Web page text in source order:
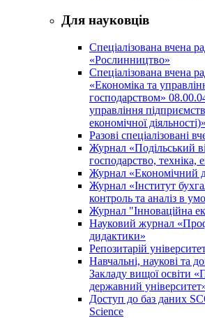
Для науковців
Спеціалізована вчена
«Рослинництво»
Спеціалізована вчена
«Економіка та
господарством»
управління
економічної діяльності)»
Разові спеціалізовані
Журнал «Подільський
господарство, техніка,
Журнал «Економічний
Журнал «Інститут
контроль та аналіз в
Журнал "Інноваційна
Науковий журнал
дидактики»
Репозитарій
Навчальні, наукові та
Закладу вищої освіти
державний
Доступ до баз даних
Science